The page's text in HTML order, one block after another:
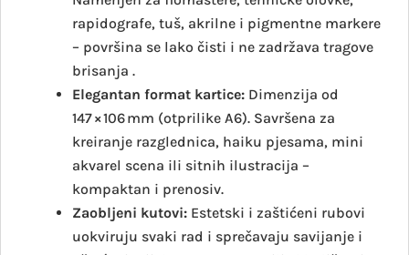
rapidografe, tuš, akrilne i pigmentne markere
– površina se lako čisti i ne zadržava tragove
brisanja .
Elegantan format kartice: Dimenzija od
147 × 106 mm (otprilike A6). Savršena za
kreiranje razglednica, haiku pjesama, mini
akvarel scena ili sitnih ilustracija –
kompaktan i prenosiv.
Zaobljeni kutovi: Estetski i zaštićeni rubovi
uokviruju svaki rad i sprečavaju savijanje i